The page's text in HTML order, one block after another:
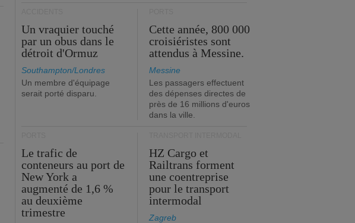
Un vraquier touché
par un obus dans le
détroit d'Ormuz
Southampton/Londres
Un membre d'équipage
serait porté disparu.
Cette année, 800 000
croisiéristes sont
attendus à Messine.
Messine
Les passagers effectuent
des dépenses directes de
près de 16 millions d'euros
dans la ville.
Le trafic de
conteneurs au port de
New York a
augmenté de 1,6 %
au deuxième
trimestre
HZ Cargo et
Railtrans forment
une coentreprise
pour le transport
intermodal
Zagreb